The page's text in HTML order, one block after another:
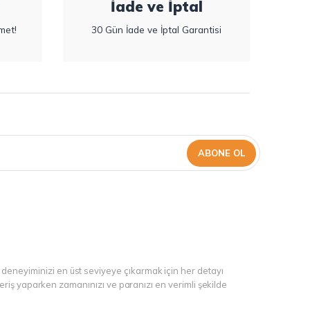
İade ve İptal
30 Gün İade ve İptal Garantisi
ABONE OL
en üst seviyeye çıkarmak için her detayı
yaparken zamanınızı ve paranızı en verimli şekilde